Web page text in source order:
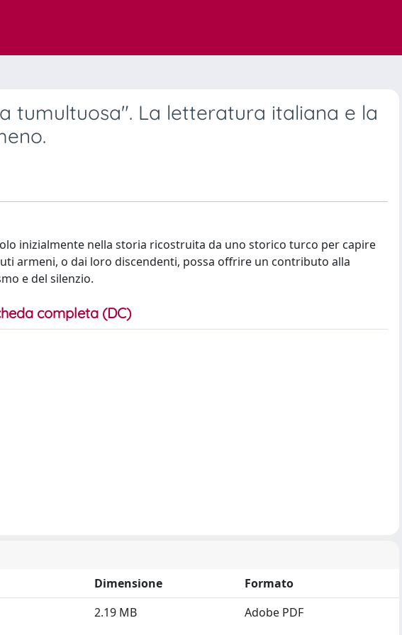
tumultuosa". La letteratura italiana e la
inizialmente nella storia ricostruita da uno storico turco per capire
armeni, o dai loro discendenti, possa offrire un contributo alla
e del silenzio.
completa (DC)
Dimensione
Formato
2.19 MB Adobe PDF